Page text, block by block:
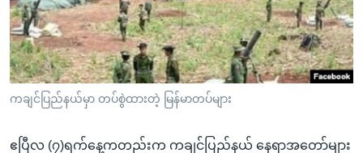
ကချင်ပြည်နယ်မှာ တပ်စွဲထားတဲ့ မြန်မာတပ်များ
ဧပြီလ (၇)ရက်နေ့ကတည်းက ကချင်ပြည်နယ် နေရာအတော်များ